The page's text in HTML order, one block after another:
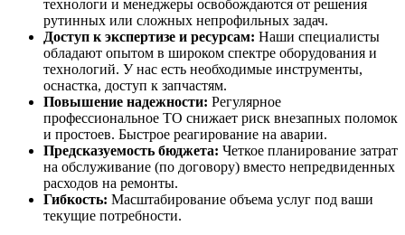
технологи и менеджеры освобождаются от решения
рутинных или сложных непрофильных задач.
Доступ к экспертизе и ресурсам: Наши специалисты
обладают опытом в широком спектре оборудования и
технологий. У нас есть необходимые инструменты,
оснастка, доступ к запчастям.
Повышение надежности: Регулярное
профессиональное ТО снижает риск внезапных поломок
и простоев. Быстрое реагирование на аварии.
Предсказуемость бюджета: Четкое планирование затрат
на обслуживание (по договору) вместо непредвиденных
расходов на ремонты.
Гибкость: Масштабирование объема услуг под ваши
текущие потребности.